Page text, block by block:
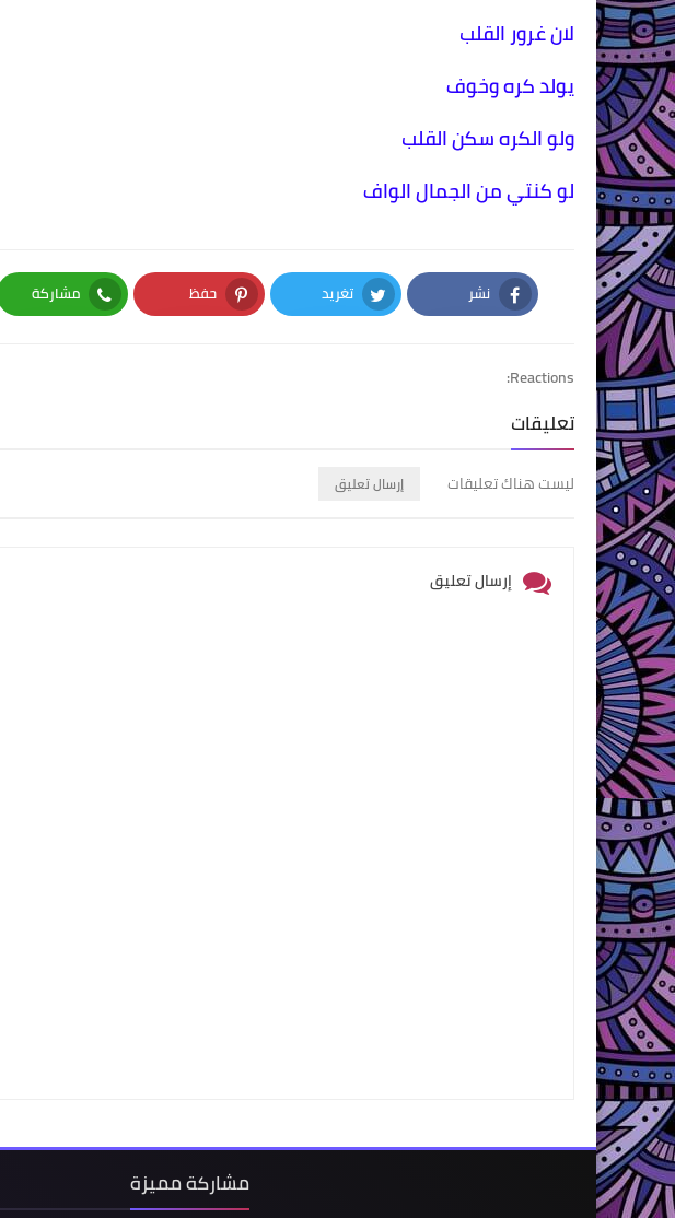
لان غرور القلب
يولد كره وخوف
ولو الكره سكن القلب
لو كنتي من الجمال الواف
نشر
Facebook
تغريد
Twitter
حفظ
Pinterest
مشاركة
Whatsapp
Reactions:
تعليقات
ليست هناك تعليقات إرسال تعليق
إرسال تعليق
مشاركة مميزة